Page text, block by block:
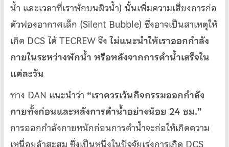
น้ำ และเวลาที่เราพักบนผิวน้ำ) นั้นเพิ่มความเสี่ยงการก่อ
ตัวฟองอากาศเล็ก (Silent Bubble) ซึ่งอาจเป็นสาเหตุให้
เกิด DCS ได้ TECREW จึงไม่แนะนำให้เราออกกำลัง
กายในระหว่างพักน้ำ หรือหลังจากการดำน้ำเสร็จใน
แต่ละวัน
ทาง DAN แนะนำว่า “เราควรเว้นกิจกรรมออกกำลัง
กายทั้งก่อนและหลังการดำน้ำอย่างน้อย 24 ชม.”
การออกกำลังกายหนักก่อนการดำน้ำจะก่อให้เกิดความ